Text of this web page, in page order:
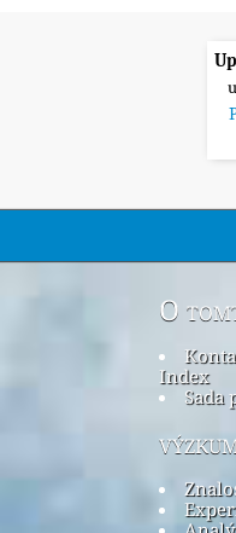
O
Index
Sada